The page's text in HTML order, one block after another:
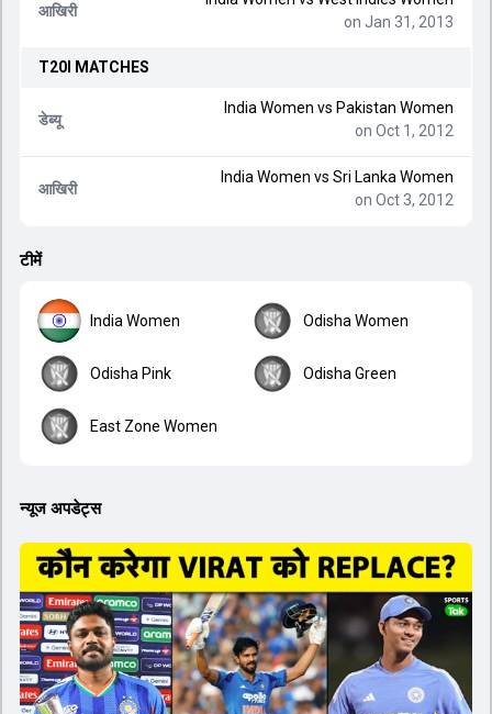
आखिरी
on Jan 31, 2013
T20I MATCHES
डेब्यू
India Women vs Pakistan Women
on Oct 1, 2012
आखिरी
India Women vs Sri Lanka Women
on Oct 3, 2012
टीमें
India Women Odisha Women
Odisha Pink Odisha Green
East Zone Women
न्यूज अपडेट्स